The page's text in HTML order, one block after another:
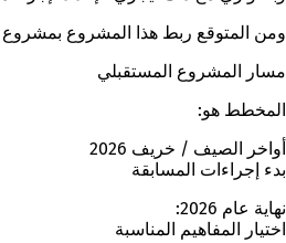
ومن المتوقع ربط هذا المشروع بمشروع
مسار المشروع المستقبلي
المخطط هو:
أواخر الصيف / خريف 2026
بدء إجراءات المسابقة
نهاية عام 2026:
اختيار المفاهيم المناسبة